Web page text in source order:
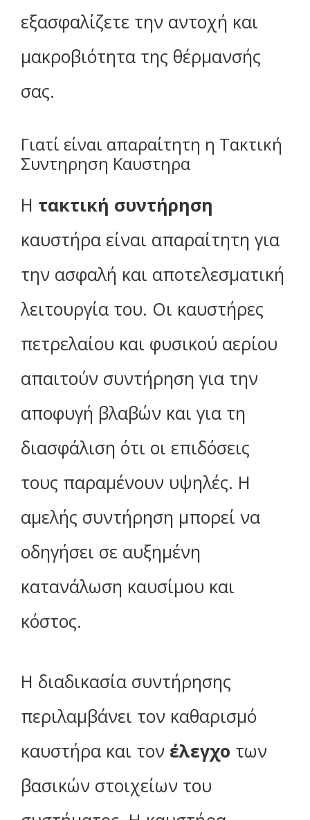
εξασφαλίζετε την αντοχή και
μακροβιότητα της θέρμανσής
σας.
Γιατί είναι απαραίτητη η Τακτική
Συντηρηση Καυστηρα
Η τακτική συντήρηση
καυστήρα είναι απαραίτητη για
την ασφαλή και αποτελεσματική
λειτουργία του. Οι καυστήρες
πετρελαίου και φυσικού αερίου
απαιτούν συντήρηση για την
αποφυγή βλαβών και για τη
διασφάλιση ότι οι επιδόσεις
τους παραμένουν υψηλές. Η
αμελής συντήρηση μπορεί να
οδηγήσει σε αυξημένη
κατανάλωση καυσίμου και
κόστος.
Η διαδικασία συντήρησης
περιλαμβάνει τον καθαρισμό
καυστήρα και τον έλεγχο των
βασικών στοιχείων του